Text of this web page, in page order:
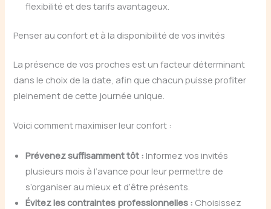
flexibilité et des tarifs avantageux.
Penser au confort et à la disponibilité de vos invités
La présence de vos proches est un facteur déterminant
dans le choix de la date, afin que chacun puisse profiter
pleinement de cette journée unique.
Voici comment maximiser leur confort :
Prévenez suffisamment tôt : Informez vos invités
plusieurs mois à l’avance pour leur permettre de
s’organiser au mieux et d’être présents.
Évitez les contraintes professionnelles : Choisissez